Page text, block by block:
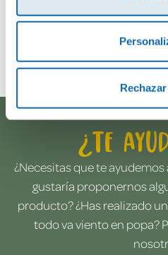
Envía tu opinión
¿Te
¿Necesitas que te ayudemos
gustaría proponernos
producto? ¿Has realizado
todo va viento en popa?